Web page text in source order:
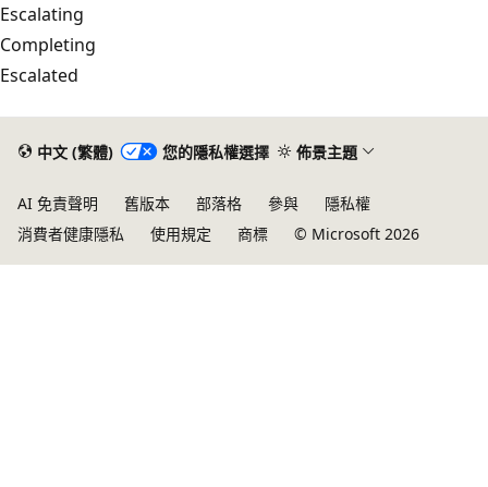
Escalating
Completing
Escalated
中文 (繁體) 您的隱私權選擇 佈景主題
AI 免責聲明 舊版本 部落格 參與
隱私權
消費者健康隱私
使用規定 商標 © Microsoft 2026